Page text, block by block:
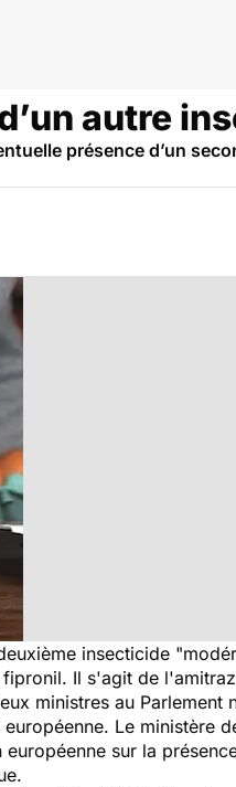
autre
présence d’un
insecticide
Il s'agit de
ministres au Parlement
Le ministère
sur la